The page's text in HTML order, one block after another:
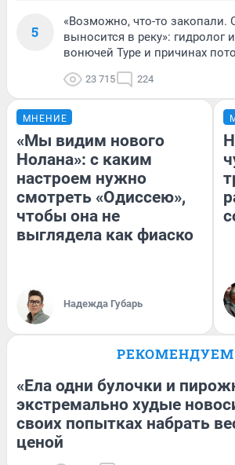
5
«Возможно, что-то закопали.
выносится в реку»: гидролог
вонючей Туре и причинах
23 715 224
МНЕНИЕ
«Мы видим нового
Нолана»: с каким
настроем нужно
смотреть «Одиссею»,
чтобы она не
выглядела как фиаско
Надежда Губарь
РЕКОМЕНДУЕМ
«Ела одни булочки и
экстремально худые
своих попытках набрать
ценой